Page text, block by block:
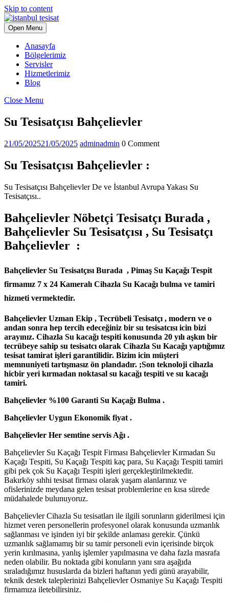
Skip to content
Open Menu
Anasayfa
Bölgelerimiz
Servisler
Hizmetlerimiz
Blog
Close Menu
Su Tesisatçısı Bahçelievler
21/05/202521/05/2025 adminadmin 0 Comment
Su Tesisatçısı Bahçelievler :
Su Tesisatçısı Bahçelievler De ve İstanbul Avrupa Yakası Su
Tesisatçısı..
Bahçelievler Nöbetçi Tesisatçı Burada ,
Bahçelievler Su Tesisatçısı , Su Tesisatçı
Bahçelievler :
Bahçelievler Su Tesisatçısı Burada , Pimaş Su Kaçağı Tespit
firmamız 7 x 24 Kameralı Cihazla Su Kacağı bulma ve tamiri
hizmeti vermektedir.
Bahçelievler Uzman Ekip , Tecrübeli Tesisatçı , modern ve o
andan sonra hep tercih edeceğiniz bir su tesisatcısı icin bizi
arayınız. Cihazla Su kacağı tespiti konusunda 20 yılı aşkın bir
tecrübeye sahip su tesisatcı olarak Cihazla Su Kacağı yaptığımız
tesisat tamirat işleri garantilidir. Bizim icin müşteri
memnuniyeti tartışmasız ön plandadır. ;Son teknoloji cihazla
hicbir yeri kırmadan noktasal su kacağı tespiti ve su kacağı
tamiri.
Bahçelievler %100 Garanti Su Kaçağı Bulma .
Bahçelievler Uygun Ekonomik fiyat .
Bahçelievler Her semtine servis Ağı .
Bahçelievler Su Kaçağı Tespit Firması Bahçelievler Kırmadan Su
Kaçağı Tespiti, Su Kaçağı Tespiti kaç para, Su Kaçağı Tespiti tamiri
gibi pek çok Su Kaçağı Tespiti işleri gerçekleştirilmektedir.
Bakırköy sıhhi tesisat firması olarak yaşam alanlarınız ve
ofislerinizde meydana gelen tesisat problemlerine en kısa sürede
müdahalede bulunuyoruz.
Bahçelievler Cihazla Su tesisatları ile ilgili sorunların giderilmesi için
hizmet veren personellerin profesyonel olarak konusunda uzmanlık
sağlanması ve işinden iyi bir şekilde anlaması gerekir. Çünkü
uzmanlık sağlamamış bir su tamir personeli evin içerisinde birçok
yerin kırılmasına, yanlış işlemler yapılmasına ve daha fazla masrafa
neden olabilir. Bu noktada gibi konuların yanı sıra aşağıda
sıraladığımız hususlarda da bizleri haftanın yedi günü arayabilir,
teknik destek taleplerinizi Bahçelievler Osmaniye Su Kaçağı Tespiti
firmamıza iletebilirsiniz.